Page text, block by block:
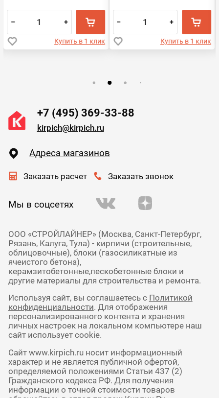
– +
Купить в 1 клик
– +
Купить в 1 клик
+7 (495) 369-33-88
kirpich@kirpich.ru
Адреса магазинов
Заказать расчет Заказать звонок
Мы в соцсетях
ООО «СТРОЙЛАЙНЕР» (Москва, Санкт-Петербург,
Рязань, Калуга, Тула) - кирпичи (строительные,
облицовочные), блоки (газосиликатные из
ячеистого бетона),
керамзитобетонные,пескобетонные блоки и
другие материалы для строительства и ремонта.
Используя сайт, вы соглашаетесь с Политикой
конфиденциальности. Для отображения
персонализированного контента и хранения
личных настроек на локальном компьютере наш
сайт использует cookie.
Сайт www.kirpich.ru носит информационный
характер и не является публичной офертой,
определяемой положениями Статьи 437 (2)
Гражданского кодекса РФ. Для получения
информации о точной стоимости товаров